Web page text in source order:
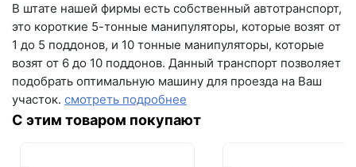
+7 (846) 215-16-16
+7 (993) 993-77-22
Написать в МАКС
Серия
Элайн
Вес поддона
1911.20 кг
Морозостойкость
В штате нашей фирмы есть собственный автотранспорт,
это короткие 5-тонные манипуляторы, которые возят от
1 до 5 поддонов, и 10 тонные манипуляторы, которые
возят от 6 до 10 поддонов. Данный транспорт позволяет
подобрать оптимальную машину для проезда на Ваш
участок. смотреть подробнее
С этим товаром покупают